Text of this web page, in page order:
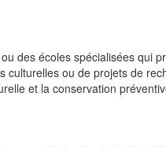
des écoles spécialisées qui
culturelles ou de projets de
et la conservation